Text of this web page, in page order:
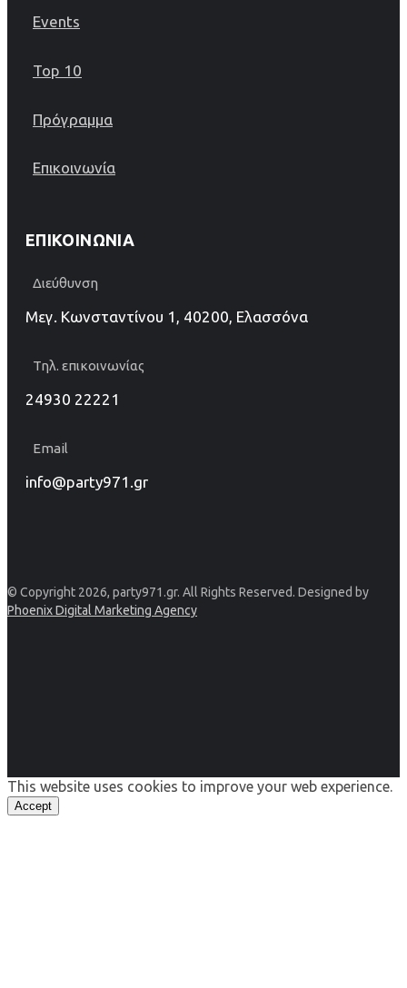
Events
Top 10
Πρόγραμμα
Επικοινωνία
ΕΠΙΚΟΙΝΩΝΊΑ
Διεύθυνση
Μεγ. Κωνσταντίνου 1, 40200, Ελασσόνα
Τηλ. επικοινωνίας
24930 22221
Email
info@party971.gr
© Copyright 2026, party971.gr. All Rights Reserved. Designed by
Phoenix Digital Marketing Agency
This website uses cookies to improve your web experience.
Accept